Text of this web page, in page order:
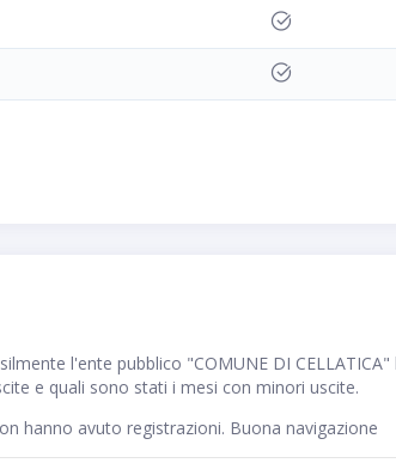
l'ente pubblico "COMUNE DI
e quali sono stati i mesi con minori uscite.
hanno avuto registrazioni. Buona navigazione